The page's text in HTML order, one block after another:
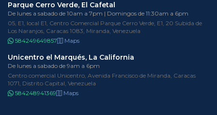
Parque Cerro Verde, El Cafetal
De lunes a sabado de 10am a 7pm | Domingos de 11:30am a 6pm
05, E1, local E1, Centro Comercial Parque Cerro Verde, E1, 20 Subida de
Los Naranjos, Caracas 1083, Miranda, Venezuela
584249649857
Maps
Unicentro el Marqués, La California
De lunes a sabado de 9am a 6pm
Centro comercial Unicentro, Avenida Francisco de Miranda, Caracas
1071, Distrito Capital, Venezuela
584248941369
Maps